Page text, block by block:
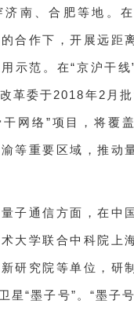
济南、合肥等地。
合作下，开展远距
示范。在“京沪干线
革委于2018年2月
网络”项目，将覆
等重要区域，推动
子通信方面，在中
大学联合中科院上
研究院等单位，研
星“墨子号”。“墨子